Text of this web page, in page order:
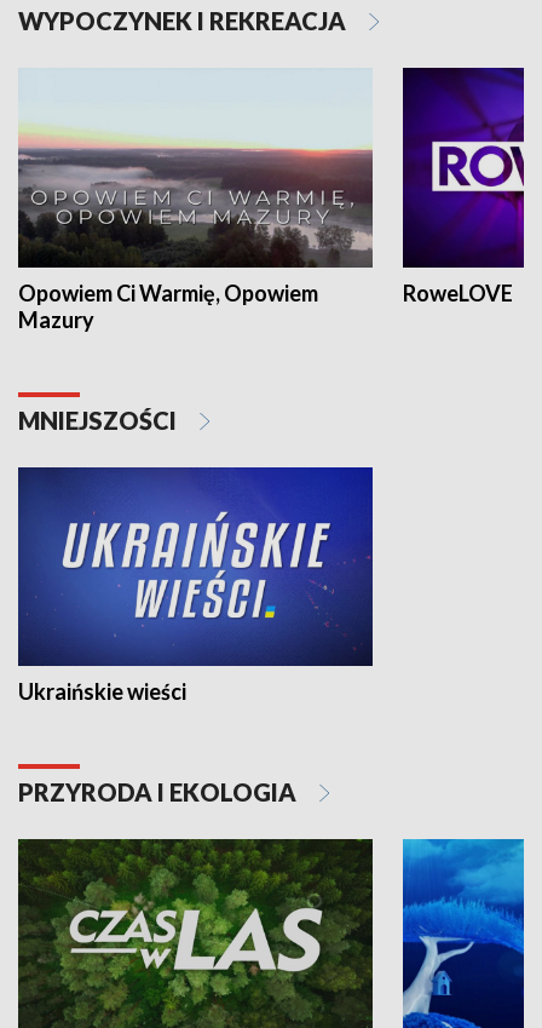
WYPOCZYNEK I REKREACJA
Opowiem Ci Warmię, Opowiem
Mazury
RoweLOVE
MNIEJSZOŚCI
Ukraińskie wieści
PRZYRODA I EKOLOGIA